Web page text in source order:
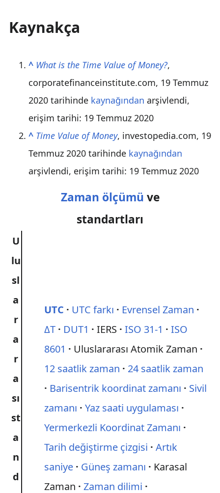
Kaynakça
^ What is the Time Value of Money?,
corporatefinanceinstitute.com, 19 Temmuz
2020 tarihinde kaynağından arşivlendi,
erişim tarihi: 19 Temmuz2020
^ Time Value of Money, investopedia.com, 19
Temmuz 2020 tarihinde kaynağından
arşivlendi, erişim tarihi: 19 Temmuz2020
Zaman ölçümü ve
standartları
U
lu
sl
a
r
a
r
a
sı
st
a
n
d
UTC UTC farkı
Evrensel Zaman
ΔT
DUT1 IERS ISO 31-1
ISO
8601
Uluslararası Atomik Zaman
12 saatlik zaman
24 saatlik zaman
Barisentrik koordinat zamanı
Sivil
zamanı
Yaz saati uygulaması
Yermerkezli Koordinat Zamanı
Tarih değiştirme çizgisi
Artık
saniye
Güneş zamanı
Karasal
Zaman
Zaman dilimi